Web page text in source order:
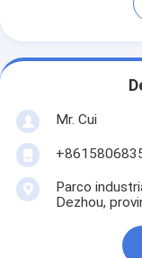
Mr. Cui
Parco
Dezhou,